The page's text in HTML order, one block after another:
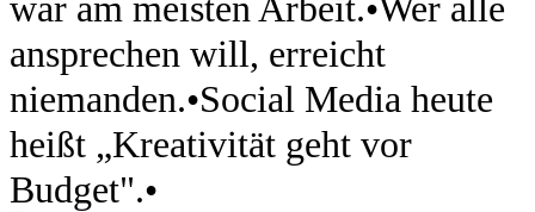
ansprechen will, erreicht
niemanden.•Social Media heute
heißt „Kreativität geht vor
Budget".•